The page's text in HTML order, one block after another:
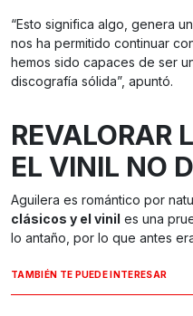
“Esto significa algo, genera
nos ha permitido continuar
hemos sido capaces de ser
discografía sólida”, apuntó.
REVALORAR
EL VINIL NO
Aguilera es romántico por
clásicos y el vinil es una
lo antaño, por lo que antes
TAMBIÉN TE PUEDE INTERESAR